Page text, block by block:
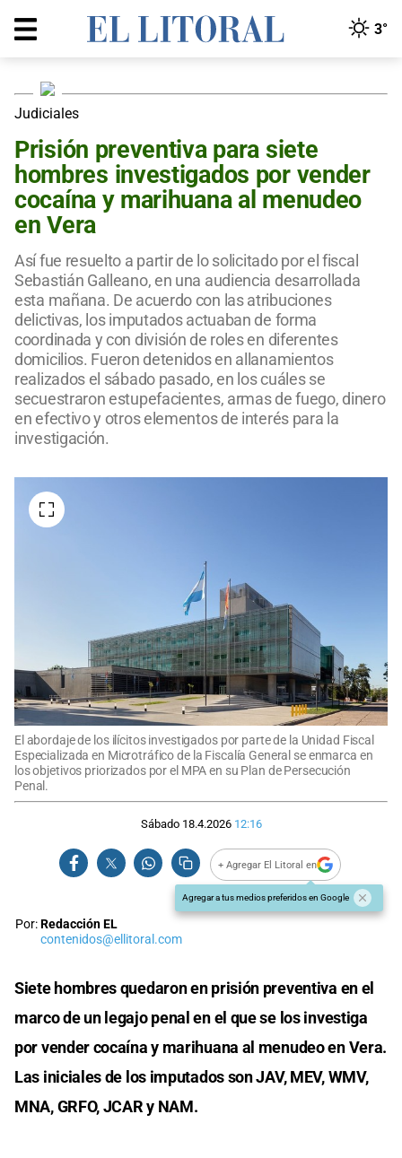
3°
Judiciales
Prisión preventiva para siete
hombres investigados por vender
cocaína y marihuana al menudeo
en Vera
Así fue resuelto a partir de lo solicitado por el fiscal
Sebastián Galleano, en una audiencia desarrollada
esta mañana. De acuerdo con las atribuciones
delictivas, los imputados actuaban de forma
coordinada y con división de roles en diferentes
domicilios. Fueron detenidos en allanamientos
realizados el sábado pasado, en los cuáles se
secuestraron estupefacientes, armas de fuego, dinero
en efectivo y otros elementos de interés para la
investigación.
El abordaje de los ilícitos investigados por parte de la Unidad Fiscal
Especializada en Microtráfico de la Fiscalía General se enmarca en
los objetivos priorizados por el MPA en su Plan de Persecución
Penal.
Sábado 18.4.2026 12:16
+ Agregar El Litoral en
Agregar a tus medios preferidos en Google
Por:Redacción EL
contenidos@ellitoral.com
Siete hombres quedaron en prisión preventiva en el
marco de un legajo penal en el que se los investiga
por vender cocaína y marihuana al menudeo en Vera.
Las iniciales de los imputados son JAV, MEV, WMV,
MNA, GRFO, JCAR y NAM.